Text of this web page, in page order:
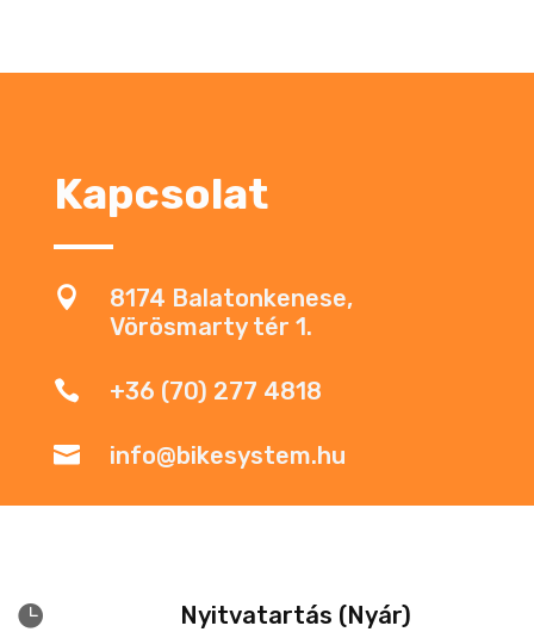
Kapcsolat

8174 Balatonkenese,
Vörösmarty tér 1.
 +36 (70) 277 4818
 info@bikesystem.hu
 Nyitvatartás (Nyár)